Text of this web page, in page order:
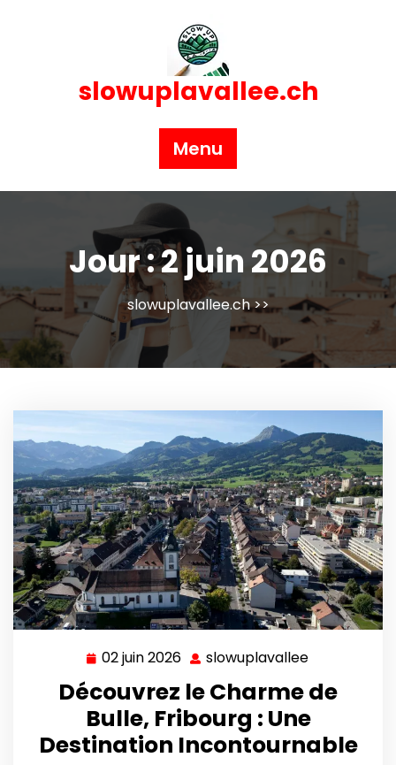
slowuplavallee.ch
Menu
Jour :2 juin 2026
slowuplavallee.ch>>
02 juin 2026 02
juin
2026
slowuplavallee
Découvrez le Charme de
Bulle, Fribourg : Une
Destination Incontournable